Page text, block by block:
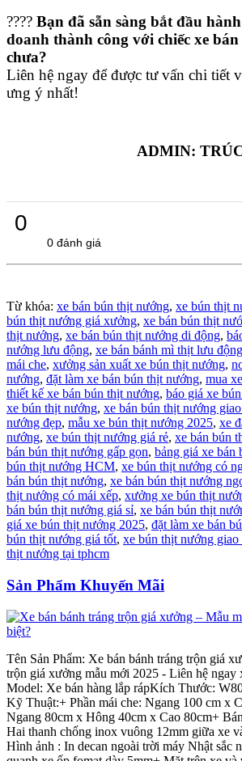
???? Bạn đã sẵn sàng bắt đầu
doanh thành công với chiếc xe
chưa?
Liên hệ ngay để được tư vấn chi tiết
ưng ý nhất!
ADMIN:
0
0 đánh giá
Từ khóa: xe bán bún thịt nướng, xe bún thịt
bún thịt nướng giá xưởng, xe bán bún thịt
thịt nướng, xe bán bún thịt nướng di động,
nướng lưu động, xe bán bánh mì thịt lưu động
mái che, xưởng sản xuất xe bún thịt nướng,
nướng, đặt làm xe bán bún thịt nướng, mua
thiết kế xe bán bún thịt nướng, báo giá xe
xe bún thịt nướng, xe bán bún thịt nướng
nướng đẹp, mẫu xe bún thịt nướng 2025, xe
nướng, xe bún thịt nướng giá rẻ, xe bán bún
bán bún thịt nướng gấp gọn, bảng giá xe bán
bún thịt nướng HCM, xe bún thịt nướng có
bán bún thịt nướng, xe bán bún thịt nướng
thịt nướng có mái xếp, xưởng xe bún thịt
bán bún thịt nướng giá sỉ, xe bán bún thịt
giá xe bún thịt nướng 2025, đặt làm xe bán
bún thịt nướng giá tốt, xe bún thịt nướng giao
thịt nướng tại tphcm
Sản Phẩm Khuyến Mãi
Tên Sản Phẩm: Xe bán bánh tráng trộn giá
trộn giá xưởng mẫu mới 2025 - Liên hệ ngay
Model: Xe bán hàng lắp rápKích Thước:
Kỹ Thuật:+ Phần mái che: Ngang 100 cm x
Ngang 80cm x Hông 40cm x Cao 80cm+
Hai thanh chống inox vuông 12mm giữa xe
Hình ảnh : In decan ngoài trời máy Nhật sắc